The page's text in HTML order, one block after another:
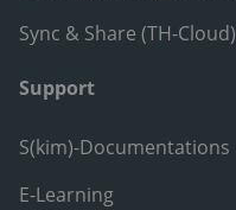
Sync & Share (TH-Cloud)
Support
S(kim)-Documentations
E-Learning